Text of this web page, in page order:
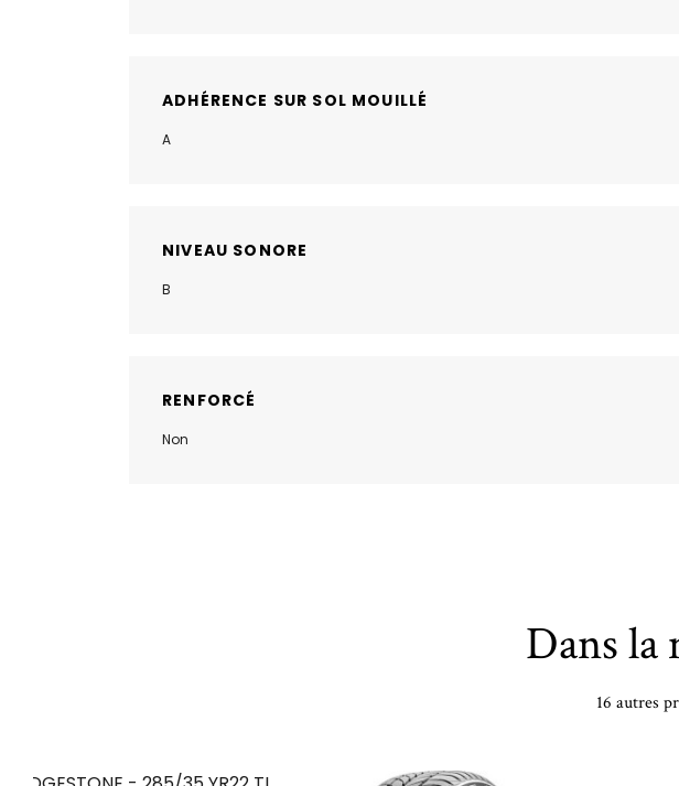
ADHÉRENCE SUR SOL MOUILLÉ
A
NIVEAU SONORE
B
RENFORCÉ
Non
Dans la
16 autres